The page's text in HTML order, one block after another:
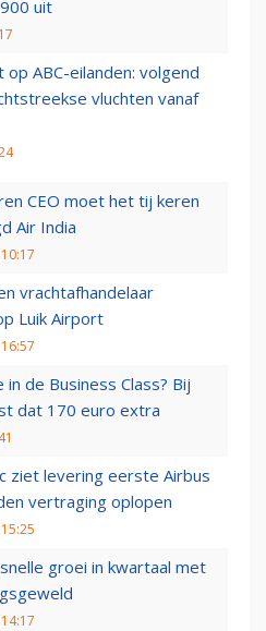
uit
ABC-eilanden: volgend
vluchten vanaf
CEO moet het tij keren
Air India
vrachtafhandelaar
Luik Airport
de Business Class? Bij
dat 170 euro extra
ziet levering eerste Airbus
vertraging oplopen
groei in kwartaal met